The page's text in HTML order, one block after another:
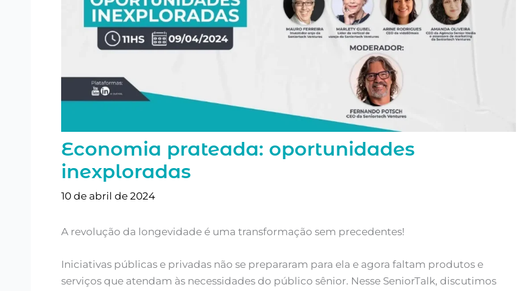
Economia prateada: oportunidades
inexploradas
10 de abril de 2024
A revolução da longevidade é uma transformação sem precedentes!
Iniciativas públicas e privadas não se prepararam para ela e agora faltam produtos e
serviços que atendam às necessidades do público sênior. Nesse SeniorTalk, discutimos